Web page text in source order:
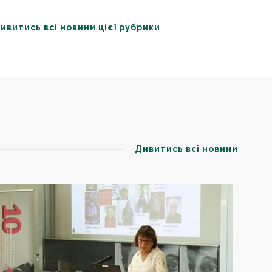
всі новини цієї рубрики
Дивитись всі новини